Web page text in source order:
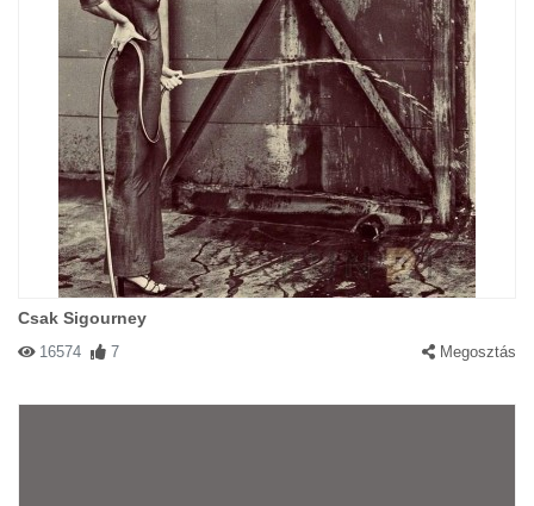
Csak Sigourney
16574 7 Megosztás